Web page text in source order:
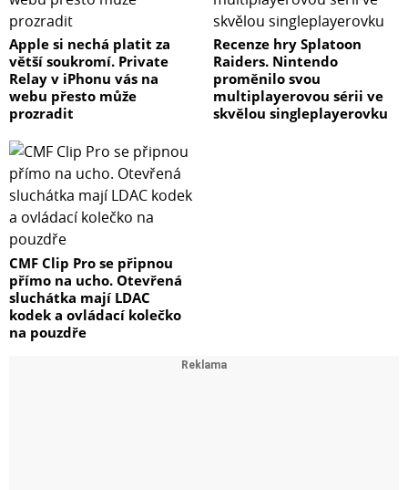
Apple si nechá platit za
větší soukromí. Private
Relay v iPhonu vás na
webu přesto může
prozradit
Recenze hry Splatoon
Raiders. Nintendo
proměnilo svou
multiplayerovou sérii ve
skvělou singleplayerovku
CMF Clip Pro se připnou
přímo na ucho. Otevřená
sluchátka mají LDAC
kodek a ovládací kolečko
na pouzdře